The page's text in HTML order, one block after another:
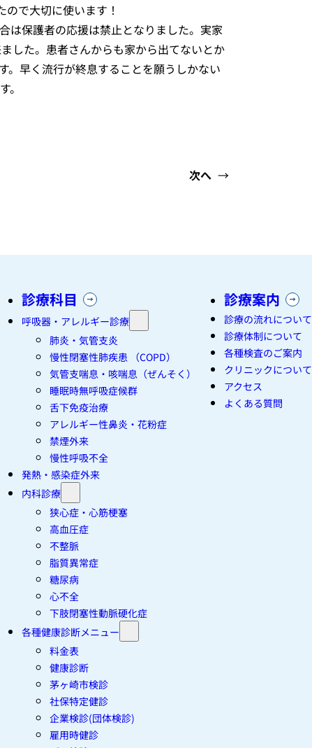
で大切に使います！
は保護者の応援は禁止となりました。実家
した。患者さんからも家から出てないとか
。早く流行が終息することを願うしかない
。
次へ →
診療科目
呼吸器・アレルギー診療
肺炎・気管支炎
慢性閉塞性肺疾患 （COPD）
気管支喘息・咳喘息（ぜんそく）
睡眠時無呼吸症候群
舌下免疫治療
アレルギー性鼻炎・花粉症
禁煙外来
慢性呼吸不全
発熱・感染症外来
内科診療
狭心症・心筋梗塞
高血圧症
不整脈
脂質異常症
糖尿病
心不全
下肢閉塞性動脈硬化症
各種健康診断メニュー
料金表
健康診断
茅ヶ崎市検診
社保特定健診
企業検診(団体検診)
雇用時健診
診療案内
診療の流れについて
診療体制について
各種検査のご案内
クリニックについて
アクセス
よくある質問